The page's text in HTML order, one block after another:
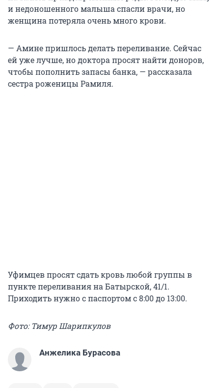
и недоношенного малыша спасли врачи, но
женщина потеряла очень много крови.
— Амине пришлось делать переливание. Сейчас
ей уже лучше, но доктора просят найти доноров,
чтобы пополнить запасы банка, — рассказала
сестра роженицы Рамиля.
Уфимцев просят сдать кровь любой группы в
пункте переливания на Батырской, 41/1.
Приходить нужно с паспортом с 8:00 до 13:00.
Фото: Тимур Шарипкулов
Анжелика Бурасова